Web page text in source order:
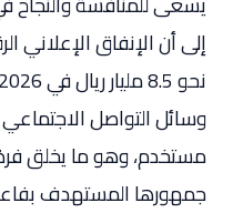
إلى أن الإنفاق
مستخدم، وهو ما يخلق
جمهورها المستهدف